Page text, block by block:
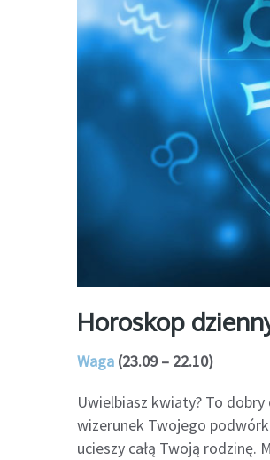
Horoskop
Waga (23.09 – 22.10)
Uwielbiasz kwiaty? To
wizerunek Twojego
ucieszy całą Twoją rodzinę.